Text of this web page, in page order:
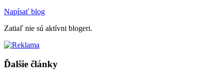
Napísať blog
Zatiaľ nie sú aktívni blogeri.
Ďalšie články